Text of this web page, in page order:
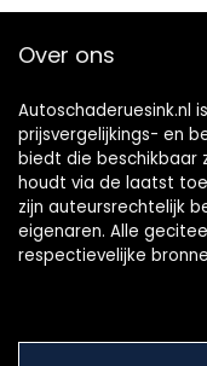
Over ons
Autoschaderuesink.nl
prijsvergelijkings- en
biedt die beschikbaar
houdt via de laatst
zijn auteursrechtelijk
eigenaren. Alle
respectievelijke